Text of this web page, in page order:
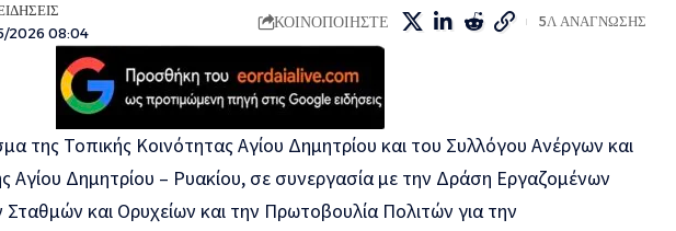
2026 08:04
ΚΟΙΝΟΠΟΙΗΣΤΕ 5Λ ΑΝΑΓΝΩΣΗΣ
της Τοπικής Κοινότητας Αγίου Δημητρίου και του Συλλόγου Ανέργων και
Αγίου Δημητρίου – Ρυακίου, σε συνεργασία με την Δράση Εργαζομένων
Σταθμών και Ορυχείων και την Πρωτοβουλία Πολιτών για την